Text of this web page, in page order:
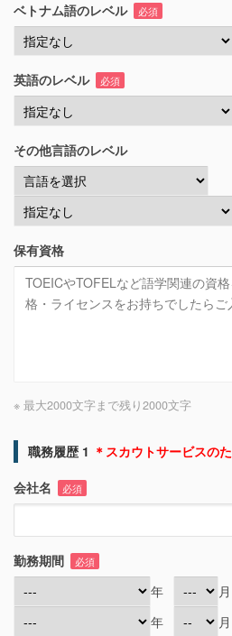
ベトナム語のレベル 必須
英語のレベル 必須
その他言語のレベル
保有資格
※ 最大2000文字まで残り2000文字
職務履歴 1 ＊スカウトサービスの
会社名
必須
勤務期間 必須
年 月
年
月